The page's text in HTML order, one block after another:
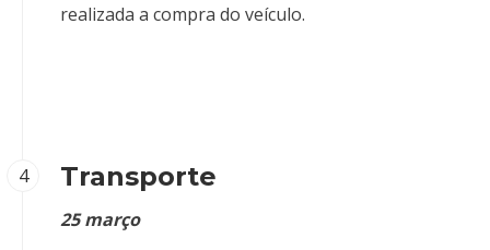
realizada a compra do veículo.
4 Transporte
25 março